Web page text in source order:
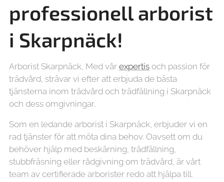
professionell arborist
i Skarpnäck!
Arborist Skarpnäck, Med vår expertis och passion för
trädvård, strävar vi efter att erbjuda de bästa
tjänsterna inom trädvård och trädfällning i Skarpnäck
och dess omgivningar..
Som en ledande arborist i Skarpnäck, erbjuder vi en
rad tjänster för att möta dina behov. Oavsett om du
behöver hjälp med beskärning, trädfällning,
stubbfräsning eller rådgivning om trädvård, är vårt
team av certifierade arborister redo att hjälpa till.